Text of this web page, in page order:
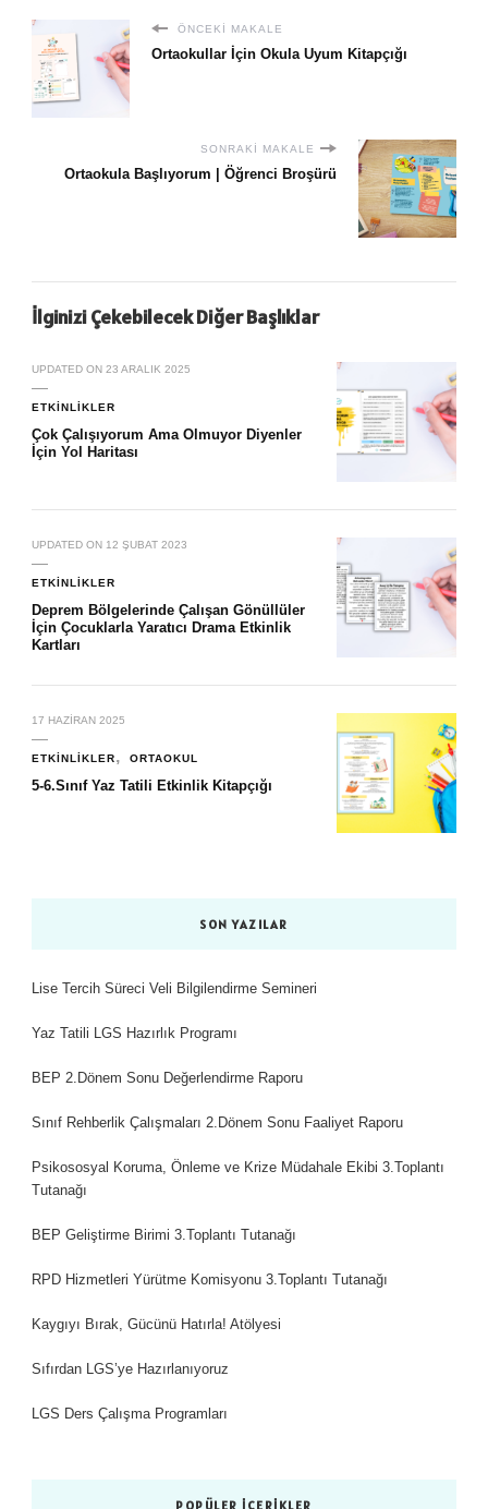
ÖNCEKI MAKALE
Ortaokullar İçin Okula Uyum Kitapçığı
SONRAKI MAKALE
Ortaokula Başlıyorum | Öğrenci Broşürü
İlginizi Çekebilecek Diğer Başlıklar
UPDATED ON 23 ARALIK 2025
ETKINLIKLER
Çok Çalışıyorum Ama Olmuyor Diyenler
İçin Yol Haritası
UPDATED ON 12 ŞUBAT 2023
ETKINLIKLER
Deprem Bölgelerinde Çalışan Gönüllüler
İçin Çocuklarla Yaratıcı Drama Etkinlik
Kartları
17 HAZIRAN 2025
ETKINLIKLER ORTAOKUL
5-6.Sınıf Yaz Tatili Etkinlik Kitapçığı
SON YAZILAR
Lise Tercih Süreci Veli Bilgilendirme Semineri
Yaz Tatili LGS Hazırlık Programı
BEP 2.Dönem Sonu Değerlendirme Raporu
Sınıf Rehberlik Çalışmaları 2.Dönem Sonu Faaliyet Raporu
Psikososyal Koruma, Önleme ve Krize Müdahale Ekibi 3.Toplantı
Tutanağı
BEP Geliştirme Birimi 3.Toplantı Tutanağı
RPD Hizmetleri Yürütme Komisyonu 3.Toplantı Tutanağı
Kaygıyı Bırak, Gücünü Hatırla! Atölyesi
Sıfırdan LGS’ye Hazırlanıyoruz
LGS Ders Çalışma Programları
POPÜLER İÇERIKLER